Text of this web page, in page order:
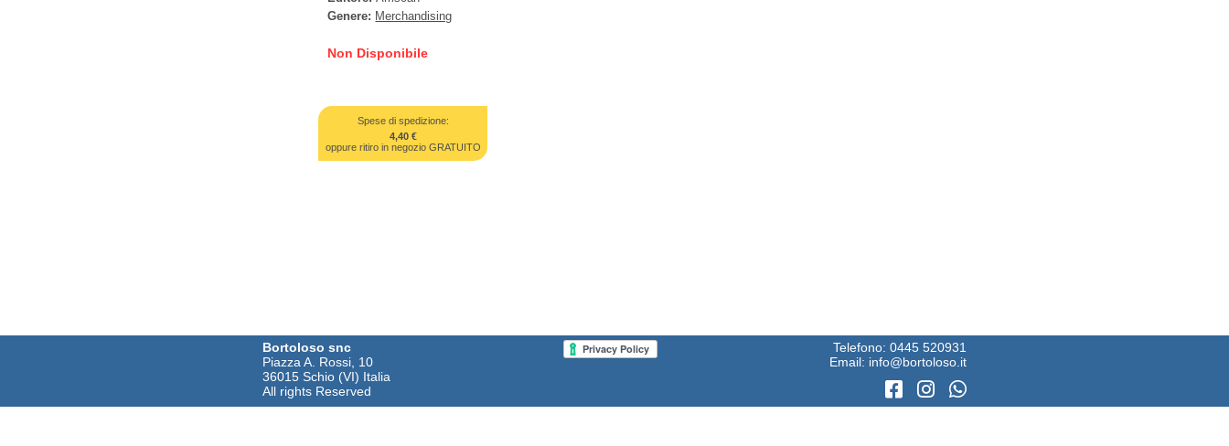
Genere: Merchandising
Non Disponibile
Spese di spedizione:
4,40 €
oppure ritiro in negozio GRATUITO
Bortoloso snc
Piazza A. Rossi, 10
36015 Schio (VI) Italia
All rights Reserved
Telefono: 0445 520931
Email: info@bortoloso.it